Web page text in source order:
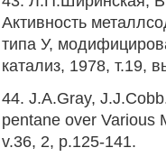
Активность
типа У,
катализ, 1978, т.19,
44. J.A.Gray,
pentane over Various
v.36, 2, p.125-141.